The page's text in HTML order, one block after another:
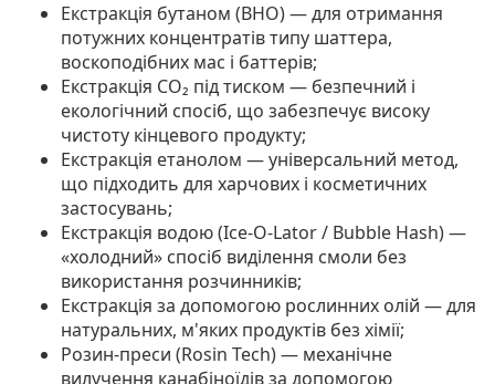
Екстракція бутаном (BHO) — для отримання
потужних концентратів типу шаттера,
воскоподібних мас і баттерів;
Екстракція CO₂ під тиском — безпечний і
екологічний спосіб, що забезпечує високу
чистоту кінцевого продукту;
Екстракція етанолом — універсальний метод,
що підходить для харчових і косметичних
застосувань;
Екстракція водою (Ice-O-Lator / Bubble Hash) —
«холодний» спосіб виділення смоли без
використання розчинників;
Екстракція за допомогою рослинних олій — для
натуральних, м'яких продуктів без хімії;
Розин-преси (Rosin Tech) — механічне
вилучення канабіноїдів за допомогою